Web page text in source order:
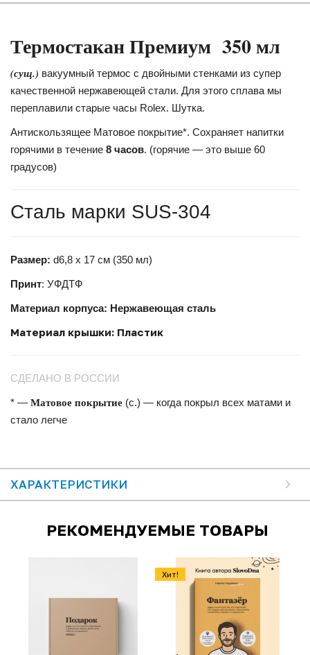
Термостакан Премиум 350 мл
(сущ.) вакуумный термос с двойными стенками из супер
качественной нержавеющей стали. Для этого сплава мы
переплавили старые часы Rolex. Шутка.
Антискользящее Матовое покрытие*. Сохраняет напитки
горячими в течение 8 часов. (горячие — это выше 60
градусов)
Сталь марки SUS-304
Размер: d6,8 х 17 см (350 мл)
Принт: УФДТФ
Материал корпуса: Нержавеющая сталь
Материал крышки: Пластик
СДЕЛАНО В РОССИИ
* — Матовое покрытие (с.) — когда покрыл всех матами и
стало легче
ХАРАКТЕРИСТИКИ
РЕКОМЕНДУЕМЫЕ ТОВАРЫ
Хит!